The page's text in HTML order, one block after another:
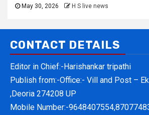
May 30, 2026 H S live news
CONTACT DETAILS
Editor in Chief:-Harishankar tripathi
Publish from:-Office:- Vill and Post –
,Deoria 274208 UP
Mobile Number:-